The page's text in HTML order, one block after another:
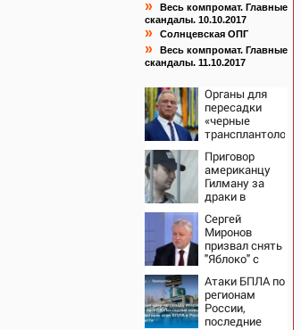
»
Весь компромат. Главные
скандалы. 10.10.2017
» Солнцевская ОПГ
»
Весь компромат. Главные
скандалы. 11.10.2017
Органы для
пересадки
«черные
трансплантологи»
еще живых
пациентов
Приговор
американцу
Гилману за
драки в
СИЗО
потребовали
ужесточить -
Новости на
Вести.ru
Сергей
Миронов
призвал снять
"Яблоко" с
Новости на
Вести.ru
Атаки БПЛА по
регионам
России,
последние